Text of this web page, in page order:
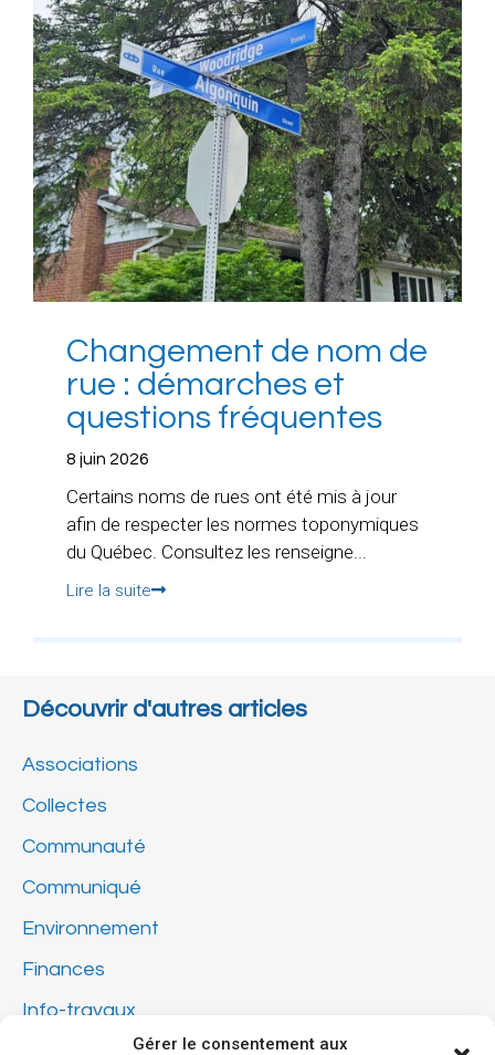
Gérer le consentement aux
Changement de nom de
rue : démarches et
questions fréquentes
8 juin 2026
Certains noms de rues ont été mis à jour
afin de respecter les normes toponymiques
du Québec. Consultez les renseigne...
Lire la suite
Découvrir d'autres articles
Associations
Collectes
Communauté
Communiqué
Environnement
Finances
Info-travaux